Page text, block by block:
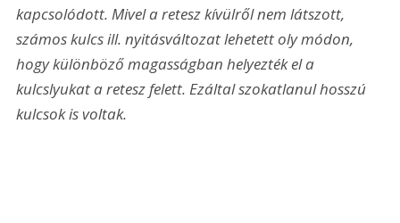
kapcsolódott. Mivel a retesz kívülről nem látszott,
számos kulcs ill. nyitásváltozat lehetett oly módon,
hogy különböző magasságban helyezték el a
kulcslyukat a retesz felett. Ezáltal szokatlanul hosszú
kulcsok is voltak.